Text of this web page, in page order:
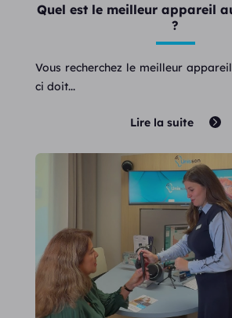
Quel est le meilleur appareil
?
Vous recherchez le meilleur
ci doit...
Lire la suite